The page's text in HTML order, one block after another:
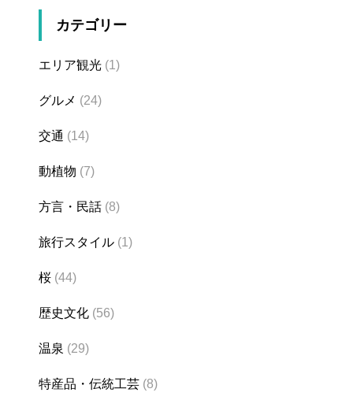
カテゴリー
エリア観光 (1)
グルメ (24)
交通 (14)
動植物 (7)
方言・民話 (8)
旅行スタイル (1)
桜 (44)
歴史文化 (56)
温泉 (29)
特産品・伝統工芸 (8)